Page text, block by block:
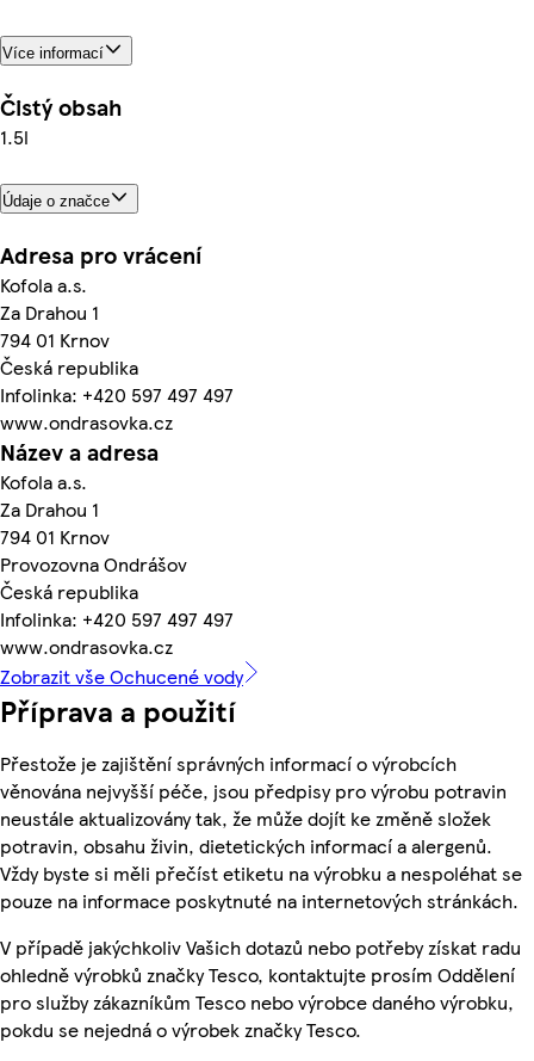
Více informací
Čistý obsah
1.5l
Údaje o značce
Adresa pro vrácení
Kofola a.s.
Za Drahou 1
794 01 Krnov
Česká republika
Infolinka: +420 597 497 497
www.ondrasovka.cz
Název a adresa
Kofola a.s.
Za Drahou 1
794 01 Krnov
Provozovna Ondrášov
Česká republika
Infolinka: +420 597 497 497
www.ondrasovka.cz
Zobrazit vše Ochucené vody
Příprava a použití
Přestože je zajištění správných informací o výrobcích
věnována nejvyšší péče, jsou předpisy pro výrobu potravin
neustále aktualizovány tak, že může dojít ke změně složek
potravin, obsahu živin, dietetických informací a alergenů.
Vždy byste si měli přečíst etiketu na výrobku a nespoléhat se
pouze na informace poskytnuté na internetových stránkách.
V případě jakýchkoliv Vašich dotazů nebo potřeby získat radu
ohledně výrobků značky Tesco, kontaktujte prosím Oddělení
pro služby zákazníkům Tesco nebo výrobce daného výrobku,
pokdu se nejedná o výrobek značky Tesco.